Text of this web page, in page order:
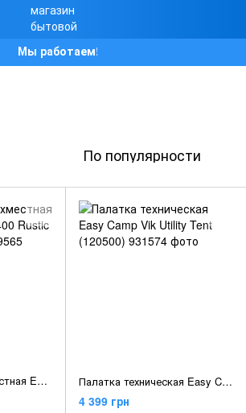
Мы работаем!
По популярности
Палатка четырехместная Easy Camp Bolide 400 Rustic Green (120405) Палатка техническая Easy Camp Vik Utility Tent (120500)
4 399 грн